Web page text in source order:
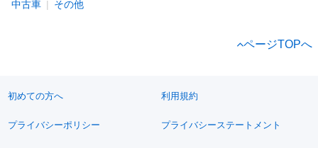
中古車 その他
ページTOPへ
初めての方へ 利用規約
プライバシーポリシー プライバシーステートメント